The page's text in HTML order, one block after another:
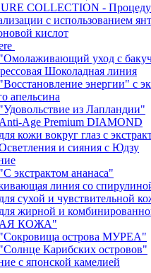
COLLECTION -
с использованием
кислот
уход с
Шоколадная линия
энергии" с
апельсина
из Лапландии"
Age Premium DIAMOND
кожи вокруг глаз с
и сияния с Юдзу
экстрактом ананаса"
линия со
сухой и чувствительной
жирной и
КОЖА"
острова МУРЕА"
Карибских островов"
с японской камелией